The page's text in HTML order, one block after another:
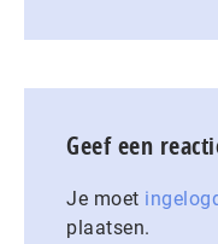
Geef een
Je moet
plaatsen.